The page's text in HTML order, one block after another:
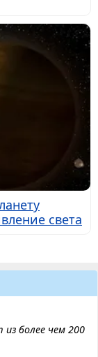
света
более чем 200